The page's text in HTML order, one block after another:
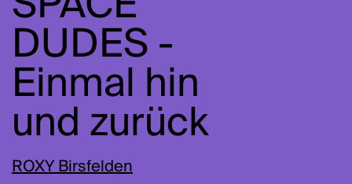
DUDES -
Einmal hin
und zurück
ROXY Birsfelden